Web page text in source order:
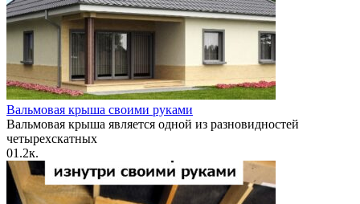
Вальмовая крыша своими руками
Вальмовая крыша является одной из разновидностей
четырехскатных
01.2к.